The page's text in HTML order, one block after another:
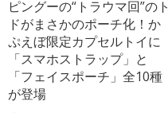
ピングーの“トラウマ回”のト
ドがまさかのポーチ化！か
ぷえぼ限定カプセルトイに
「スマホストラップ」と
「フェイスポーチ」全10種
が登場